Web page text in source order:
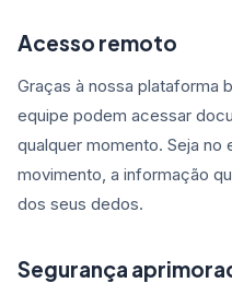
Acesso remoto
Graças à nossa plataforma
equipe podem acessar
qualquer momento. Seja
movimento, a informação
dos seus dedos.
Segurança